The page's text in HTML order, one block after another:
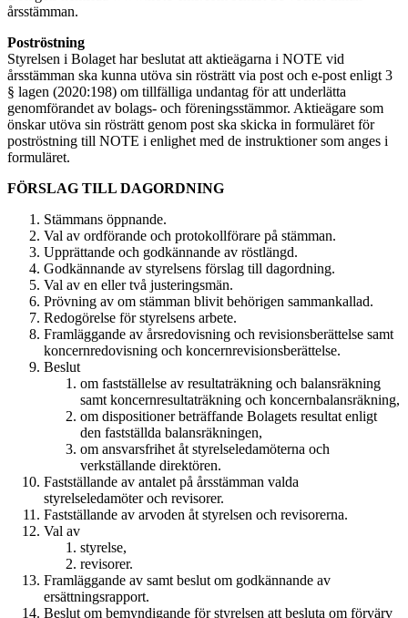
årsstämman.
Poströstning
Styrelsen i Bolaget har beslutat att aktieägarna i NOTE vid
årsstämman ska kunna utöva sin rösträtt via post och e-post enligt 3
§ lagen (2020:198) om tillfälliga undantag för att underlätta
genomförandet av bolags- och föreningsstämmor. Aktieägare som
önskar utöva sin rösträtt genom post ska skicka in formuläret för
poströstning till NOTE i enlighet med de instruktioner som anges i
formuläret.
FÖRSLAG TILL DAGORDNING
Stämmans öppnande.
Val av ordförande och protokollförare på stämman.
Upprättande och godkännande av röstlängd.
Godkännande av styrelsens förslag till dagordning.
Val av en eller två justeringsmän.
Prövning av om stämman blivit behörigen sammankallad.
Redogörelse för styrelsens arbete.
Framläggande av årsredovisning och revisionsberättelse samt
koncernredovisning och koncernrevisionsberättelse.
Beslut
om fastställelse av resultaträkning och balansräkning
samt koncernresultaträkning och koncernbalansräkning,
om dispositioner beträffande Bolagets resultat enligt
den fastställda balansräkningen,
om ansvarsfrihet åt styrelseledamöterna och
verkställande direktören.
Fastställande av antalet på årsstämman valda
styrelseledamöter och revisorer.
Fastställande av arvoden åt styrelsen och revisorerna.
Val av
styrelse,
revisorer.
Framläggande av samt beslut om godkännande av
ersättningsrapport.
Beslut om bemyndigande för styrelsen att besluta om förvärv